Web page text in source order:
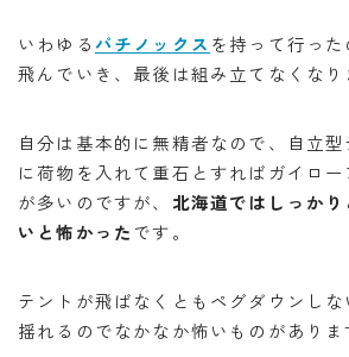
いわゆるパチノックス を持って行っ
飛んでいき、最後は組み立てなくなり
自分は基本的に無精者なので、自立
に荷物を入れて重石とすればガイロ
が多いのですが、 北海道ではしっか
いと怖かったです。
テントが飛ばなくともペグダウンし
揺れるのでなかなか怖いものがありま